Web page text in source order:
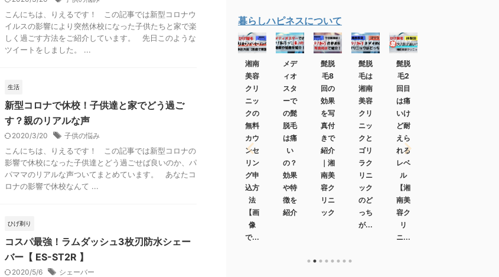
こんにちは、りえるです！ この記事では新型コロナウ
イルスの影響により突然休校になった子供たちと家で楽
しく過ごす方法をご紹介しています。 先日このような
ツイートをしました。 ...
生活
新型コロナで休校！子供達と家でどう過ご
す？親のリアルな声
2020/3/20 子供の悩み
こんにちは、りえるです！ この記事では新型コロナの
影響で休校になった子供達とどう過ごせば良いのか、パ
パママのリアルな声ついてまとめています。 あなたコ
ロナの影響で休校なんて ...
ひげ剃り
コスパ最強！ラムダッシュ3枚刃防水シェー
バー【 ES-ST2R 】
2020/5/6 シェーバー
暮らしハピネスについて
2020/5/17
回の
効果
を写
真付
きで
紹介
｜湘
南美
容ク
2020/5/12
美容
クリ
ニッ
クと
ゴリ
ラク
リニ
ック
2020/5/17
は痛
いけ
えら
れる
レベ
ル
【湘
ニ...
2020/5/17
買え
る電
バー
おす
すめ
パ...
2020/5/17
部位
は？
痛み
と軽
減策
2020/5/26 2020/5/25
湘南
美容
クリ
ニッ
クの
無料
カウ
ンセ
リン
グ申
込方
法
【画
像
で...
2020/5/20
メデ
ィオ
スタ
ーで
の髭
脱毛
は痛
い
の？
効果
や特
徴を
紹介
2020/5/17
髭脱
毛8
回の
効果
を写
真付
きで
紹介
｜湘
南美
容ク
リニ
ック
2020/5/12
髭脱
毛は
湘南
美容
クリ
ニッ
クと
ゴリ
ラク
リニ
ック
のど
っち
が...
2020/5/17
髭脱
毛2
回目
は痛
いけ
ど耐
えら
れる
レベ
ル
【湘
南美
容ク
リ
ニ...
2020/5/17